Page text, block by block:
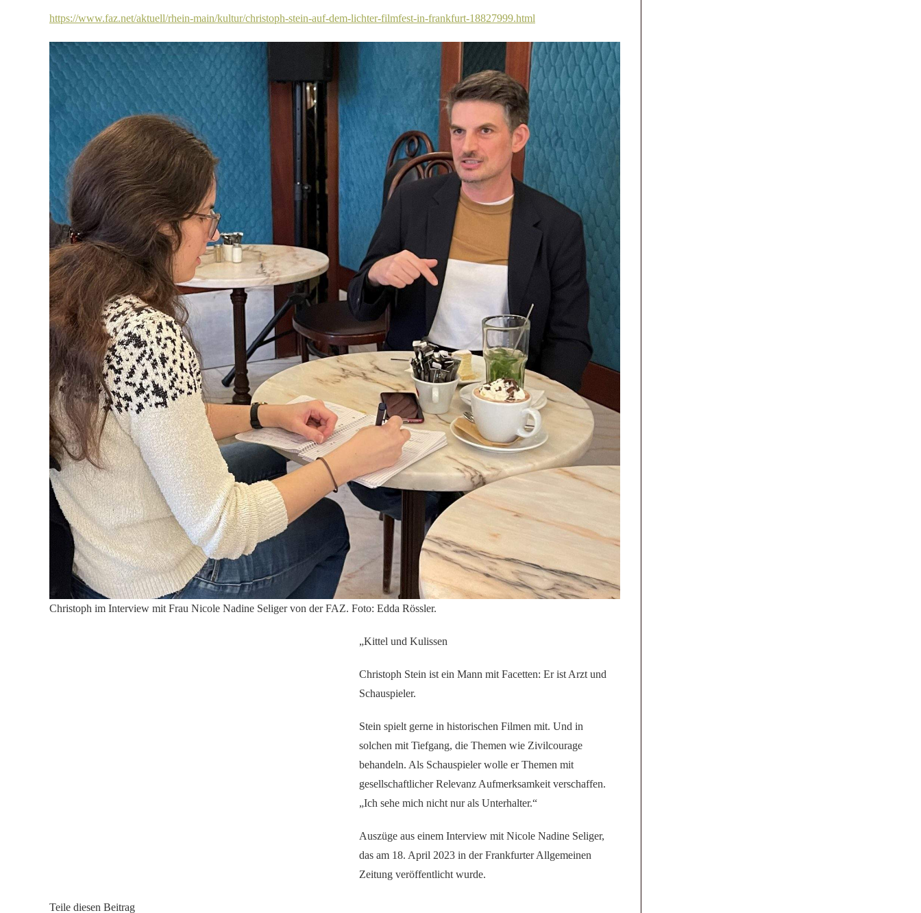
https://www.faz.net/aktuell/rhein-main/kultur/christoph-stein-auf-dem-lichter-filmfest-in-frankfurt-18827999.html
Christoph im Interview mit Frau Nicole Nadine Seliger von der FAZ. Foto: Edda Rössler.
„Kittel und Kulissen
Christoph Stein ist ein Mann mit Facetten: Er ist Arzt und
Schauspieler.
Stein spielt gerne in historischen Filmen mit. Und in
solchen mit Tiefgang, die Themen wie Zivilcourage
behandeln. Als Schauspieler wolle er Themen mit
gesellschaftlicher Relevanz Aufmerksamkeit verschaffen.
„Ich sehe mich nicht nur als Unterhalter.“
Auszüge aus einem Interview mit Nicole Nadine Seliger,
das am 18. April 2023 in der Frankfurter Allgemeinen
Zeitung veröffentlicht wurde.
Teile diesen Beitrag